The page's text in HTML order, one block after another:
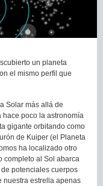
un planeta
el mismo perfil que
Solar más allá de
hace poco la astronomía
gigante orbitando como
de Kuiper (el Planeta
ha localizado otro
completo al Sol abarca
potenciales cuerpos
nuestra estrella apenas